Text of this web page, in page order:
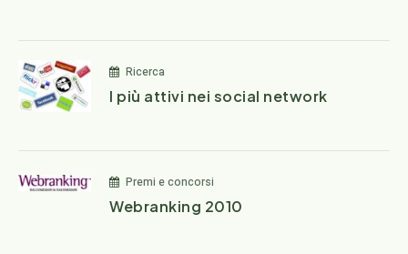
Ricerca
I più attivi nei social network
Premi e concorsi
Webranking 2010